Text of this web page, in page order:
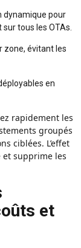
dynamique pour
tous les OTAs.
zone, évitant les
en
rapidement les
groupés
ciblées. L’effet
supprime les
et